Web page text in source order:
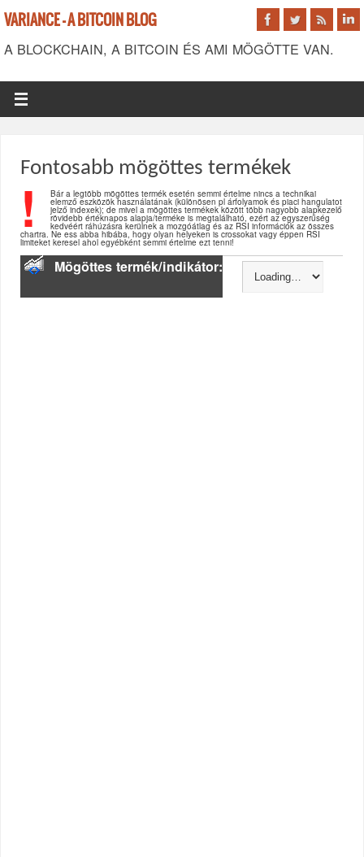
VARIANCE - A BITCOIN BLOG
A BLOCKCHAIN, A BITCOIN ÉS AMI MÖGÖTTE VAN.
Fontosabb mögöttes termékek
!Bár a legtöbb mögöttes termék esetén semmi értelme nincs a technikai
elemző eszközök használatának (különösen pl árfolyamok és piaci hangulatot
jelző indexek); de mivel a mögöttes termékek között több nagyobb alapkezelő
rövidebb értéknapos alapja/terméke is megtalálható, ezért az egyszerűség
kedvéért ráhúzásra kerülnek a mozgóátlag és az RSI információk az összes
chartra. Ne ess abba hibába, hogy olyan helyeken is crossokat vagy éppen RSI
limiteket keresel ahol egyébként semmi értelme ezt tenni!
Mögöttes termék/indikátor: